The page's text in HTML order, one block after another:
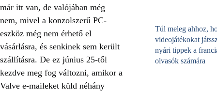
már itt van, de valójában még
nem, mivel a konzolszerű PC-
eszköz még nem érhető el
vásárlásra, és senkinek sem került
szállításra. De ez június 25-től
kezdve meg fog változni, amikor a
Valve e-maileket küld néhány
Túl meleg ahhoz,
videojátékokat
nyári tippek a
olvasók számára